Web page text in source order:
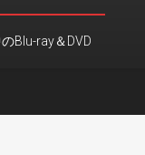
Blu-ray＆DVD